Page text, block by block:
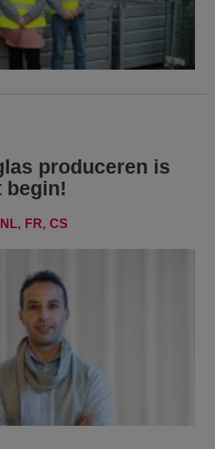
produceren is
begin!
NL FR CS